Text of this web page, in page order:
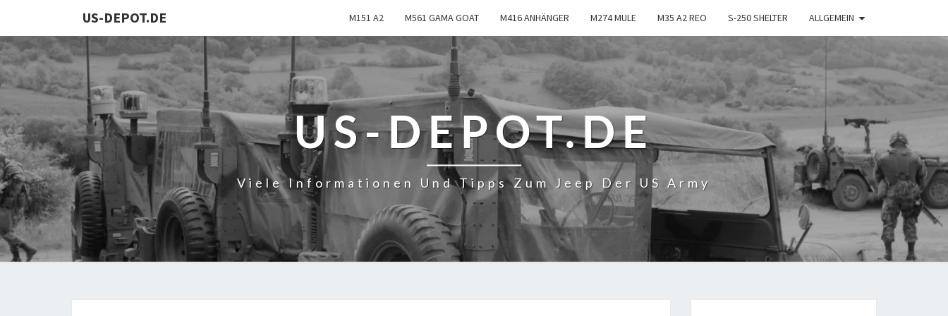
US-DEPOT.DE M151 A2 M561 GAMA GOAT M416 ANHÄNGER M274 MULE M35 A2 REO S-250 SHELTER ALLGEMEIN
US-DEPOT.DE
Viele Informationen Und Tipps Zum Jeep Der US Army